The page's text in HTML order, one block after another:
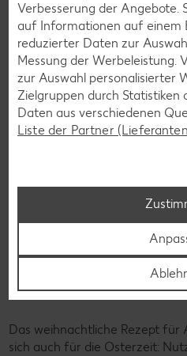
Kresse-Eier
Halbiere für die Kresse-Eier ein
und bemale es nach Lust und
mit Erde, feuchtest sie an und
Drücke diese leicht an und
hellen Ort wie dem
Dein Kind wird jeden Tag
Backen
Kreatives
Das weihnachtliche Rezept
sich auch für die Osterzeit:
Verbesserung der Angebote.
auf Informationen auf einem
reduzierter Daten zur
Messung der Werbeleistung.
zur Auswahl personalisierter
Zielgruppen durch Statistiken
Daten aus verschiedenen
Liste der Partner